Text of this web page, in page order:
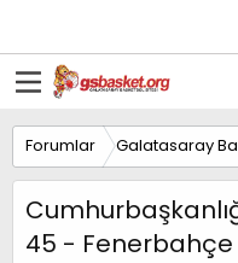
Forumlar Galatasaray
45 - Fenerbahçe